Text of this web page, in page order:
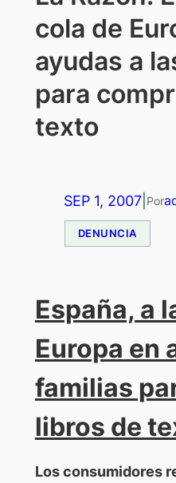
cola de
ayudas a
para
texto
SEP 1, 2007| Por
DENUNCIA
España, a
Europa en
familias
libros de
Los consumidores